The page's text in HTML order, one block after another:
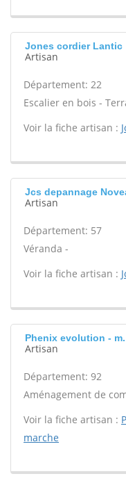
Jones cordier Lantic
Artisan
Département: 22
Escalier en bois -
Voir la fiche artisan :
Jcs depannage
Artisan
Département: 57
Véranda -
Voir la fiche artisan :
Phenix evolution -
Artisan
Département: 92
Aménagement de
Voir la fiche artisan :
marche